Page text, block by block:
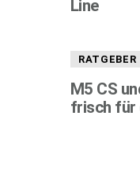
Line
RATGEBER
M5 CS
frisch für